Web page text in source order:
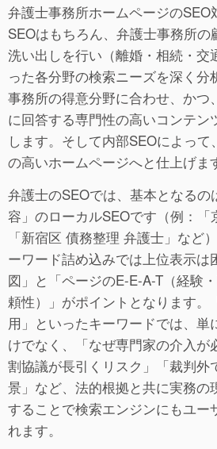
弁護士事務所ホームページのSEO
SEOはもちろん、弁護士事務所
洗い出しを行い（離婚・相続・交
った各分野の検索ニーズを深く
事務所の得意分野に合わせ、かつ
に回答する専門性の高いコンテン
します。そして内部SEOによって
の高いホームページへと仕上げま
弁護士のSEOでは、基本となるの
容」のローカルSEOです（例：「
「新宿区 債務整理 弁護士」など
ーワード詰め込みでは上位表示は
図」と「ページのE-E-A-T（経験
頼性）」がポイントとなります。
用」といったキーワードでは、
けでなく、「なぜ専門家の介入が
割協議が長引くリスク」「裁判外
景」など、法的根拠と共に実務の
することで検索エンジンにもユー
れます。